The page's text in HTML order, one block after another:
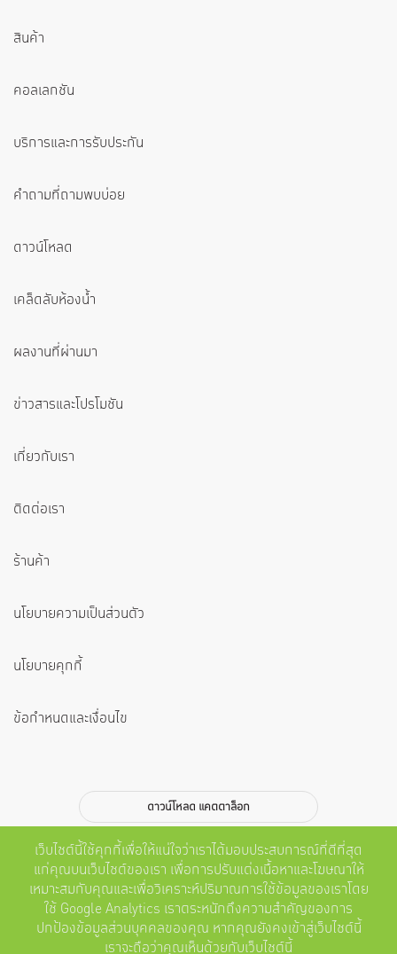
เว็บไซต์นี้ใช้คุกกี้เพื่อให้แน่ใจว่าเราได้มอบประสบการณ์ที่ดีที่สุด
แก่คุณบนเว็บไซต์ของเรา เพื่อการปรับแต่งเนื้อหาและโฆษณาให้
เหมาะสมกับคุณและเพื่อวิเคราะห์ปริมาณการใช้ข้อมูลของเราโดย
ใช้ Google Analytics เราตระหนักถึงความสำคัญของการ
ปกป้องข้อมูลส่วนบุคคลของคุณ หากคุณยังคงเข้าสู่เว็บไซต์นี้
เราจะถือว่าคุณเห็นด้วยกับเว็บไซต์นี้
สินค้า
คอลเลกชัน
บริการและการรับประกัน
คำถามที่ถามพบบ่อย
ดาวน์โหลด
เคล็ดลับห้องน้ำ
ผลงานที่ผ่านมา
ข่าวสารและโปรโมชัน
เกี่ยวกับเรา
ติดต่อเรา
ร้านค้า
นโยบายความเป็นส่วนตัว
นโยบายคุกกี้
ข้อกำหนดและเงื่อนไข
ดาวน์โหลด แคตตาล็อก
สมัครสมาชิก
ส่ง
ติดตามเรา